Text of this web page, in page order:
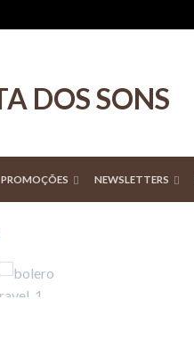
PROMOÇÕES NEWSLETTERS